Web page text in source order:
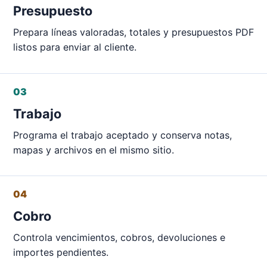
Presupuesto
Prepara líneas valoradas, totales y presupuestos PDF
listos para enviar al cliente.
03
Trabajo
Programa el trabajo aceptado y conserva notas,
mapas y archivos en el mismo sitio.
04
Cobro
Controla vencimientos, cobros, devoluciones e
importes pendientes.